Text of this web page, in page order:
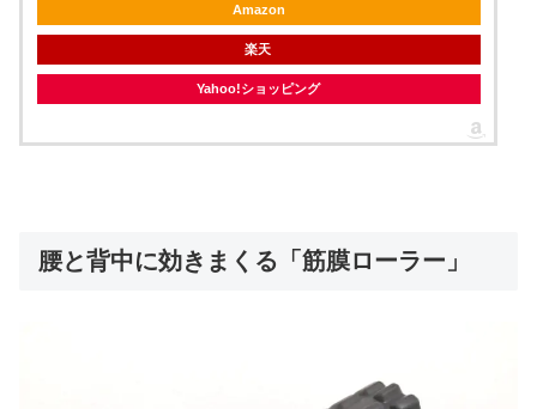
Amazon
楽天
Yahoo!ショッピング
腰と背中に効きまくる「筋膜ローラー」